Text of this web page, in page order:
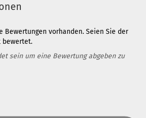
Bewertungen vorhanden. Seien Sie der
bewertet.
sein um eine Bewertung abgeben zu